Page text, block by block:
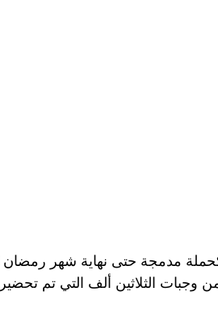
مدمجة حتى نهاية شهر رمضان
وجبات الثلاثين ألف التي تم